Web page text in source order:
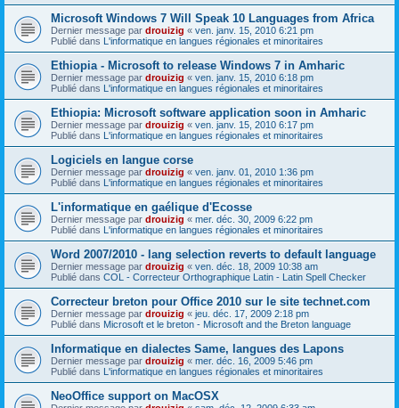
Microsoft Windows 7 Will Speak 10 Languages from Africa
Dernier message par drouizig « ven. janv. 15, 2010 6:21 pm
Publié dans L'informatique en langues régionales et minoritaires
Ethiopia - Microsoft to release Windows 7 in Amharic
Dernier message par drouizig « ven. janv. 15, 2010 6:18 pm
Publié dans L'informatique en langues régionales et minoritaires
Ethiopia: Microsoft software application soon in Amharic
Dernier message par drouizig « ven. janv. 15, 2010 6:17 pm
Publié dans L'informatique en langues régionales et minoritaires
Logiciels en langue corse
Dernier message par drouizig « ven. janv. 01, 2010 1:36 pm
Publié dans L'informatique en langues régionales et minoritaires
L'informatique en gaélique d'Ecosse
Dernier message par drouizig « mer. déc. 30, 2009 6:22 pm
Publié dans L'informatique en langues régionales et minoritaires
Word 2007/2010 - lang selection reverts to default language
Dernier message par drouizig « ven. déc. 18, 2009 10:38 am
Publié dans COL - Correcteur Orthographique Latin - Latin Spell Checker
Correcteur breton pour Office 2010 sur le site technet.com
Dernier message par drouizig « jeu. déc. 17, 2009 2:18 pm
Publié dans Microsoft et le breton - Microsoft and the Breton language
Informatique en dialectes Same, langues des Lapons
Dernier message par drouizig « mer. déc. 16, 2009 5:46 pm
Publié dans L'informatique en langues régionales et minoritaires
NeoOffice support on MacOSX